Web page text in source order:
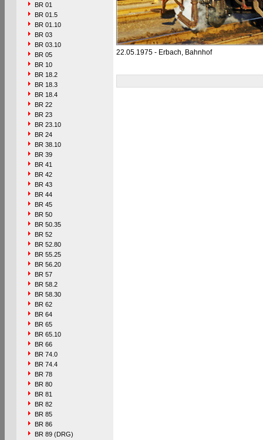
BR 01
BR 01.5
BR 01.10
BR 03
BR 03.10
BR 05
BR 10
BR 18.2
BR 18.3
BR 18.4
BR 22
BR 23
BR 23.10
BR 24
BR 38.10
BR 39
BR 41
BR 42
BR 43
BR 44
BR 45
BR 50
BR 50.35
BR 52
BR 52.80
BR 55.25
BR 56.20
BR 57
BR 58.2
BR 58.30
BR 62
BR 64
BR 65
BR 65.10
BR 66
BR 74.0
BR 74.4
BR 78
BR 80
BR 81
BR 82
BR 85
BR 86
BR 89 (DRG)
22.05.1975 - Erbach, Bahnhof